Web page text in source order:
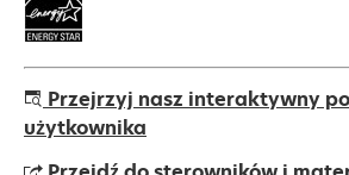
Przejrzyj nasz interaktywny
użytkownika